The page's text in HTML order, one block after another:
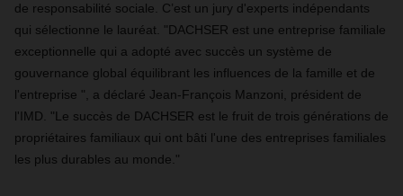
de responsabilité sociale. C’est un jury d'experts indépendants
qui sélectionne le lauréat. "DACHSER est une entreprise familiale
exceptionnelle qui a adopté avec succès un système de
gouvernance global équilibrant les influences de la famille et de
l'entreprise ", a déclaré Jean-François Manzoni, président de
l'IMD. "Le succès de DACHSER est le fruit de trois générations de
propriétaires familiaux qui ont bâti l'une des entreprises familiales
les plus durables au monde."